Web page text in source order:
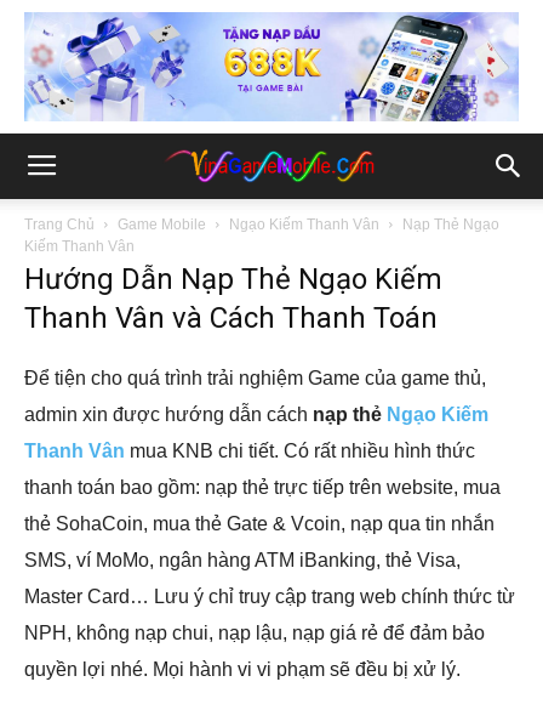
Trang Chủ Game Mobile Ngạo Kiếm Thanh Vân
Nạp Thẻ Ngạo
Kiếm Thanh Vân
Hướng Dẫn Nạp Thẻ Ngạo Kiếm
Thanh Vân và Cách Thanh Toán
Để tiện cho quá trình trải nghiệm Game của game thủ,
admin xin được hướng dẫn cách nạp thẻ Ngạo Kiếm
Thanh Vân mua KNB chi tiết. Có rất nhiều hình thức
thanh toán bao gồm: nạp thẻ trực tiếp trên website, mua
thẻ SohaCoin, mua thẻ Gate & Vcoin, nạp qua tin nhắn
SMS, ví MoMo, ngân hàng ATM iBanking, thẻ Visa,
Master Card… Lưu ý chỉ truy cập trang web chính thức từ
NPH, không nạp chui, nạp lậu, nạp giá rẻ để đảm bảo
quyền lợi nhé. Mọi hành vi vi phạm sẽ đều bị xử lý.